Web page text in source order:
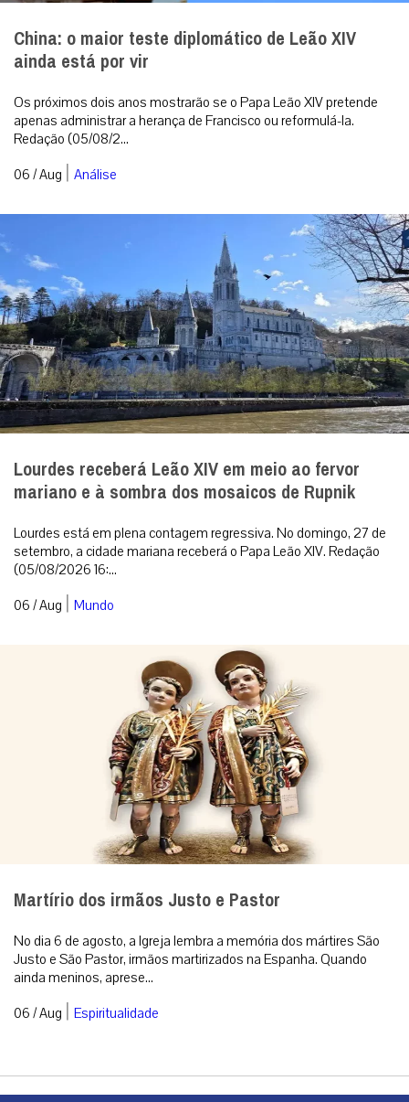
China: o maior teste diplomático de Leão XIV
ainda está por vir
Os próximos dois anos mostrarão se o Papa Leão XIV pretende
apenas administrar a herança de Francisco ou reformulá-la.
Redação (05/08/2...
06 / Aug | Análise
Lourdes receberá Leão XIV em meio ao fervor
mariano e à sombra dos mosaicos de Rupnik
Lourdes está em plena contagem regressiva. No domingo, 27 de
setembro, a cidade mariana receberá o Papa Leão XIV. Redação
(05/08/2026 16:...
06 / Aug | Mundo
Martírio dos irmãos Justo e Pastor
No dia 6 de agosto, a Igreja lembra a memória dos mártires São
Justo e São Pastor, irmãos martirizados na Espanha. Quando
ainda meninos, aprese...
06 / Aug | Espiritualidade